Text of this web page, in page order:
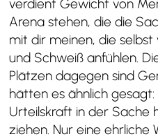
verdient Gewicht von
Arena stehen, die die
mit dir meinen, die
und Schweiß anfühlen.
Plätzen dagegen sind
hätten es ähnlich
Urteilskraft in der Sache
ziehen. Nur eine ehrliche